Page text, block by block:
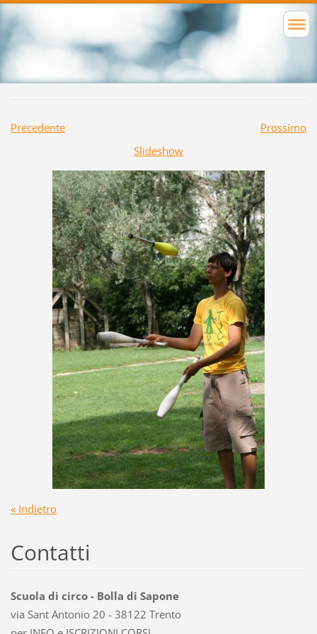
Precedente
Prossimo
Slideshow
« Indietro
Contatti
Scuola di circo - Bolla di Sapone
via Sant Antonio 20 - 38122 Trento